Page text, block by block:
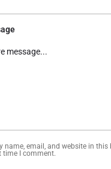
name, email, and website in this
time I comment.